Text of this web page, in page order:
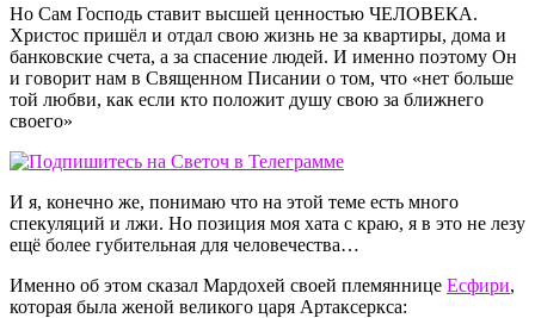
Но Сам Господь ставит высшей ценностью ЧЕЛОВЕКА.
Христос пришёл и отдал свою жизнь не за квартиры, дома и
банковские счета, а за спасение людей. И именно поэтому Он
и говорит нам в Священном Писании о том, что «нет больше
той любви, как если кто положит душу свою за ближнего
своего»
И я, конечно же, понимаю что на этой теме есть много
спекуляций и лжи. Но позиция моя хата с краю, я в это не лезу
ещё более губительная для человечества…
Именно об этом сказал Мардохей своей племяннице Есфири,
которая была женой великого царя Артаксеркса: